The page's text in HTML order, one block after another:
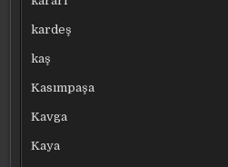
kardeş
kaş
Kasımpaşa
Kavga
Kaya